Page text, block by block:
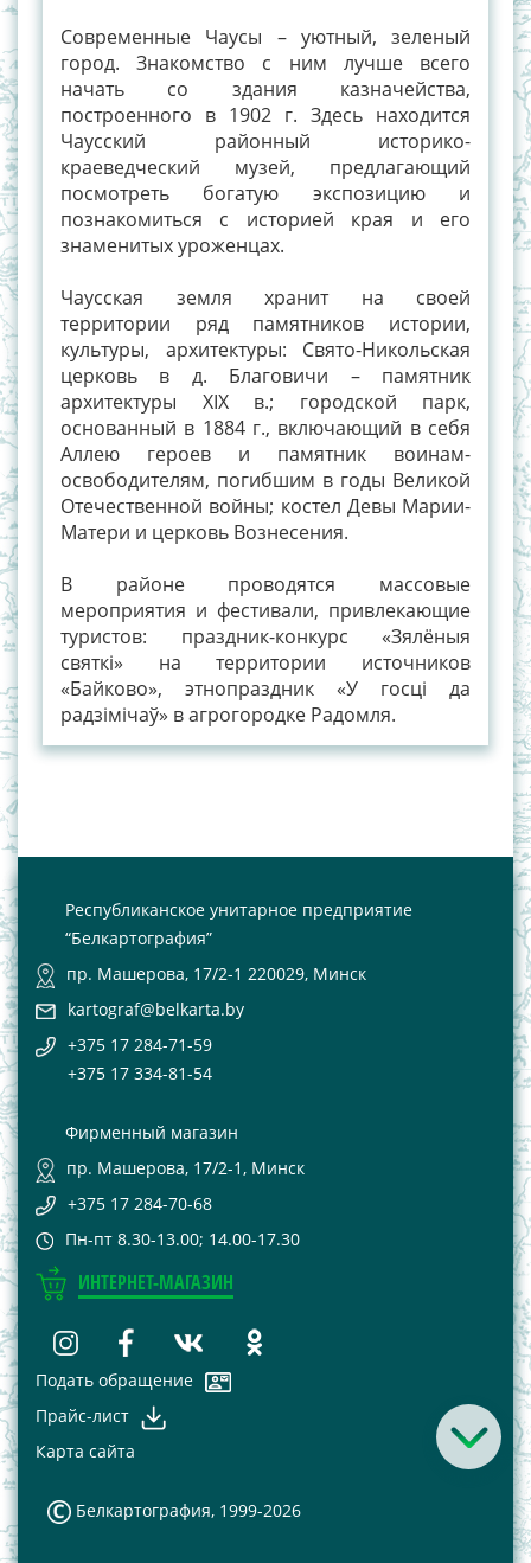
Современные Чаусы – уютный, зеленый
город. Знакомство с ним лучше всего
начать со здания казначейства,
построенного в 1902 г. Здесь находится
Чаусский районный историко-
краеведческий музей, предлагающий
посмотреть богатую экспозицию и
познакомиться с историей края и его
знаменитых уроженцах.
Чаусская земля хранит на своей
территории ряд памятников истории,
культуры, архитектуры: Свято-Никольская
церковь в д. Благовичи – памятник
архитектуры XIX в.; городской парк,
основанный в 1884 г., включающий в себя
Аллею героев и памятник воинам-
освободителям, погибшим в годы Великой
Отечественной войны; костел Девы Марии-
Матери и церковь Вознесения.
В районе проводятся массовые
мероприятия и фестивали, привлекающие
туристов: праздник-конкурс «Зялёныя
святкі» на территории источников
«Байково», этнопраздник «У госці да
радзімічаў» в агрогородке Радомля.
Республиканское унитарное предприятие
“Белкартография”
пр. Машерова, 17/2-1 220029, Минск
kartograf@belkarta.by
+375 17 284-71-59
+375 17 334-81-54
Фирменный магазин
пр. Машерова, 17/2-1, Минск
+375 17 284-70-68
Пн-пт 8.30-13.00; 14.00-17.30
ИНТЕРНЕТ-МАГАЗИН
Подать обращение
Прайс-лист
Карта сайта
Белкартография, 1999-2026